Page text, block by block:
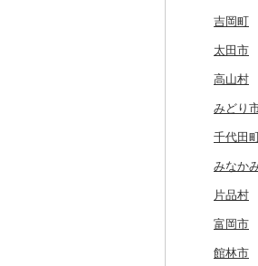
名寄市
美唄市
厚岸町
南富良野町
上富良野町
和寒町
紋別市
乙部町
根室市
深浦町
青森市
田子町
新郷村
横浜町
野辺地
佐井村
六戸町
五所川原
葛巻町
花巻市
岩泉町
田野畑
盛岡市
遠野市
奥州市
雫石町
岩手県
村田町
栗原市
富谷市
岩沼市
七ヶ宿
大崎市
塩竈市
石巻市
多賀城市
大館市
由利本荘
にかほ市
羽後町
秋田県
秋田市
男鹿市
美郷町
東成瀬村
中山町
庄内町
大石田町
川西町
鶴岡市
山形県
金山町
東根市
飯豊町
下郷町
西郷村
二本松市
猪苗代
川俣町
郡山市
西会津町
玉川村
いわき市
下妻市
茨城町
神栖市
常総市
東海村
美浦村
大洗町
河内町
ひたち
宇都宮市
栃木県
那珂川町
茂木町
那須烏山
矢板市
さくら市
足利市
那須町
吉岡町
太田市
高山村
みどり
千代田
みなか
片品村
富岡市
館林市